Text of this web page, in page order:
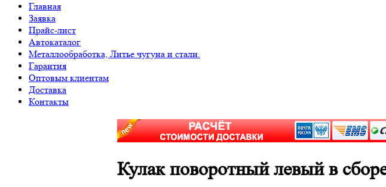
Главная
Заявка
Прайс-лист
Автокаталог
Металлообработка, Литье чугуна и стали.
Гарантия
Оптовым клиентам
Доставка
Контакты
Кулак поворотный левый в